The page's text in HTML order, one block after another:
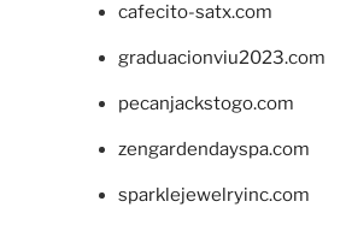
cafecito-satx.com
graduacionviu2023.com
pecanjackstogo.com
zengardendayspa.com
sparklejewelryinc.com